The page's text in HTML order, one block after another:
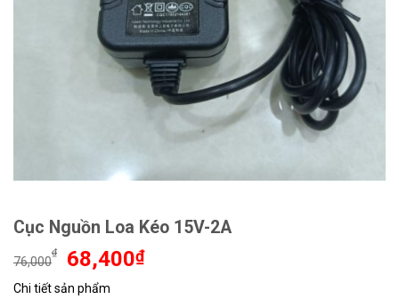
Cục Nguồn Loa Kéo 15V-2A
76,000
₫
Giá
gốc
là:
68,400₫Giá
Chi tiết sản phẩm